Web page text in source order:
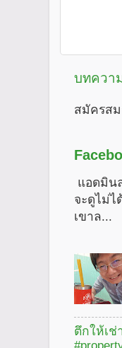
บทควา
สมัครส
แอดมิน
จะดูไม่
เขาล...
ตึกให้เช่